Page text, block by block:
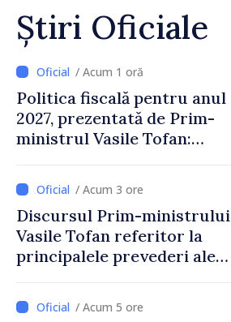
Știri Oficiale
/ Acum 1 oră
Politica fiscală pentru anul
2027, prezentată de Prim-
ministrul Vasile Tofan:
stimularea investițiilor și o
taxare mai echitabilă
/ Acum 3 ore
Discursul Prim-ministrului
Vasile Tofan referitor la
principalele prevederi ale
2027
/ Acum 5 ore